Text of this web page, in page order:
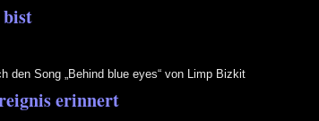
bist
den Song „Behind blue eyes“ von Limp Bizkit
erinnert